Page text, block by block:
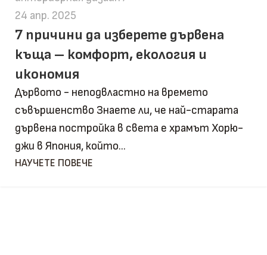
24 апр. 2025
7 причини да изберете дървена
къща – комфорт, екология и
икономия
Дървото - неподвластно на времето
съвършенство Знаете ли, че най-старата
дървена постройка в света е храмът Хорю-
джи в Япония, който...
НАУЧЕТЕ ПОВЕЧЕ